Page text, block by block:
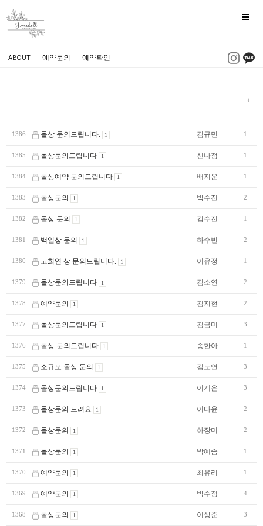
ABOUT | 예약문의 | 예약확인
1386 돌상 문의드립니다. 1 김규민 1
1385 돌상문의드립니다 1 신나정 1
1384 돌상예약 문의드립니다 1 배지운 1
1383 돌상문의 1 박수진 2
1382 돌상 문의 1 김수진 1
1381 백일상 문의 1 하수빈 2
1380 고희연 상 문의드립니다. 1 이유정 1
1379 돌상문의드립니다 1 김소연 2
1378 예약문의 1 김지현 2
1377 돌상문의드립니다 1 김금미 3
1376 돌상 문의드립니다 1 송한아 1
1375 소규모 돌상 문의 1 김도연 3
1374 돌상문의드립니다 1 이계은 3
1373 돌상문의 드려요 1 이다윤 2
1372 돌상문의 1 하장미 2
1371 돌상문의 1 박예솜 1
1370 예약문의 1 최유리 1
1369 예약문의 1 박수정 4
1368 돌상문의 1 이상준 3